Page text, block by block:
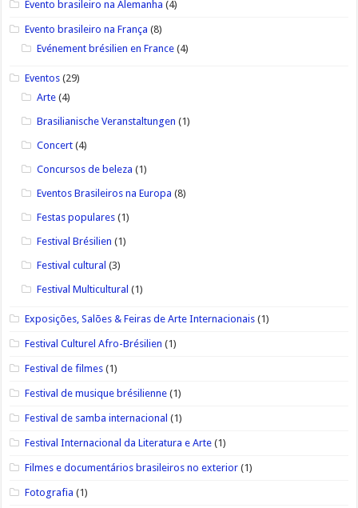
Evento brasileiro na Alemanha (4)
Evento brasileiro na França (8)
Evénement brésilien en France (4)
Eventos (29)
Arte (4)
Brasilianische Veranstaltungen (1)
Concert (4)
Concursos de beleza (1)
Eventos Brasileiros na Europa (8)
Festas populares (1)
Festival Brésilien (1)
Festival cultural (3)
Festival Multicultural (1)
Exposições, Salões & Feiras de Arte Internacionais (1)
Festival Culturel Afro-Brésilien (1)
Festival de filmes (1)
Festival de musique brésilienne (1)
Festival de samba internacional (1)
Festival Internacional da Literatura e Arte (1)
Filmes e documentários brasileiros no exterior (1)
Fotografia (1)